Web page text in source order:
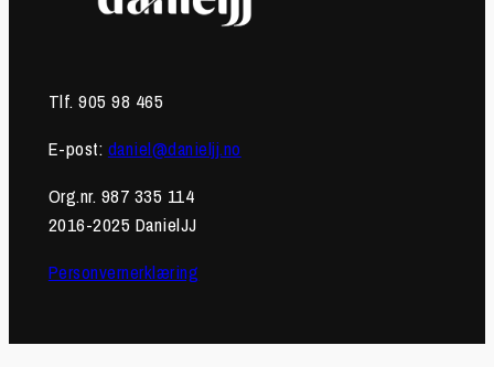
Tlf. 905 98 465
E-post: daniel@danieljj.no
Org.nr. 987 335 114
2016-2025 DanielJJ
Personvernerklæring